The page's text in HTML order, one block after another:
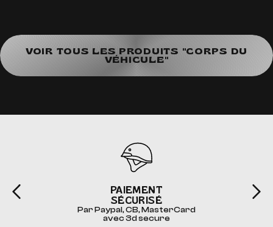
VOIR TOUS LES PRODUITS "CORPS DU
VÉHICULE"
PAIEMENT
SÉCURISÉ
Par Paypal, CB, MasterCard
avec 3d secure